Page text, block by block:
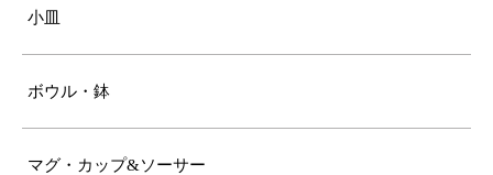
小皿
ボウル・鉢
マグ・カップ&ソーサー